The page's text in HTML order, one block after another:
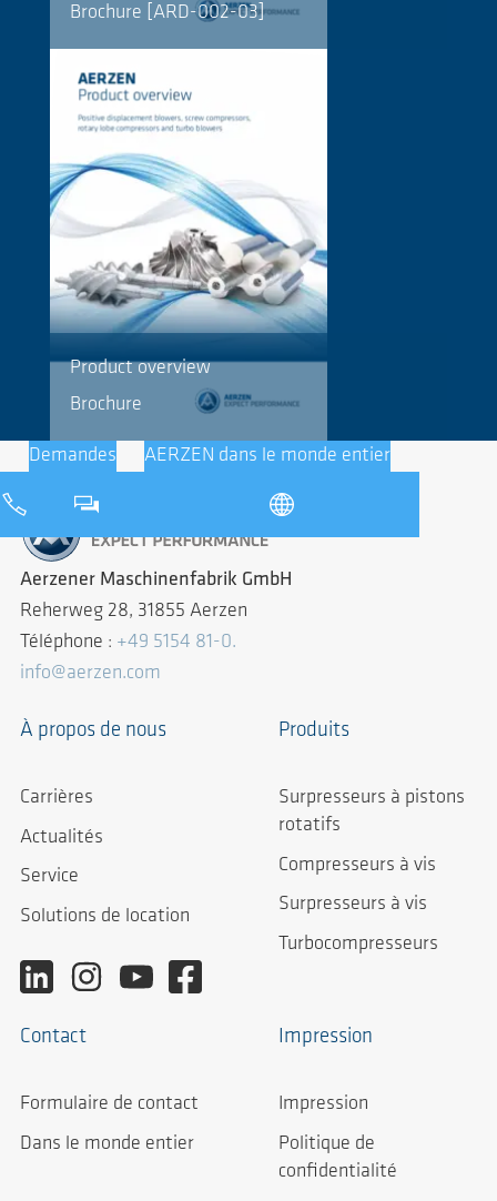
Brochure [ARD-002-03]
Product overview
Brochure
Demandes AERZEN dans le monde entier
Aerzener Maschinenfabrik GmbH
Reherweg 28, 31855 Aerzen
Téléphone : +49 5154 81-0.
info@aerzen.com
À propos de nous
Carrières
Actualités
Service
Solutions de location
Produits
Surpresseurs à pistons
rotatifs
Compresseurs à vis
Surpresseurs à vis
Turbocompresseurs
Contact
Formulaire de contact
Dans le monde entier
Impression
Impression
Politique de
confidentialité